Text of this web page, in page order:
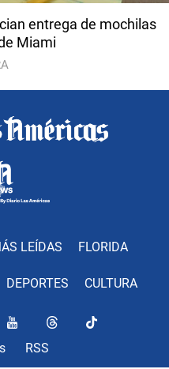
entrega de mochilas
Miami
LEÍDAS FLORIDA
DEPORTES CULTURA
RSS